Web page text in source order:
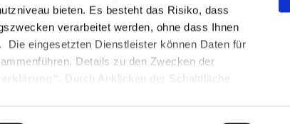
bieten. Es besteht das Risiko, dass
verarbeitet werden, ohne dass Ihnen
eingesetzten Dienstleister können Daten für
Details zu den Zwecken der
. Durch Anklicken der Schaltfläche
Pressestimmen
Newsletter